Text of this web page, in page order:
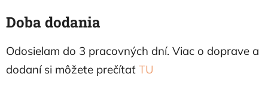
Doba dodania
Odosielam do 3 pracovných dní. Viac o doprave a
dodaní si môžete prečítať TU